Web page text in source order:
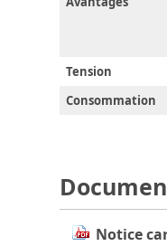
Tension
Consommation
Notice